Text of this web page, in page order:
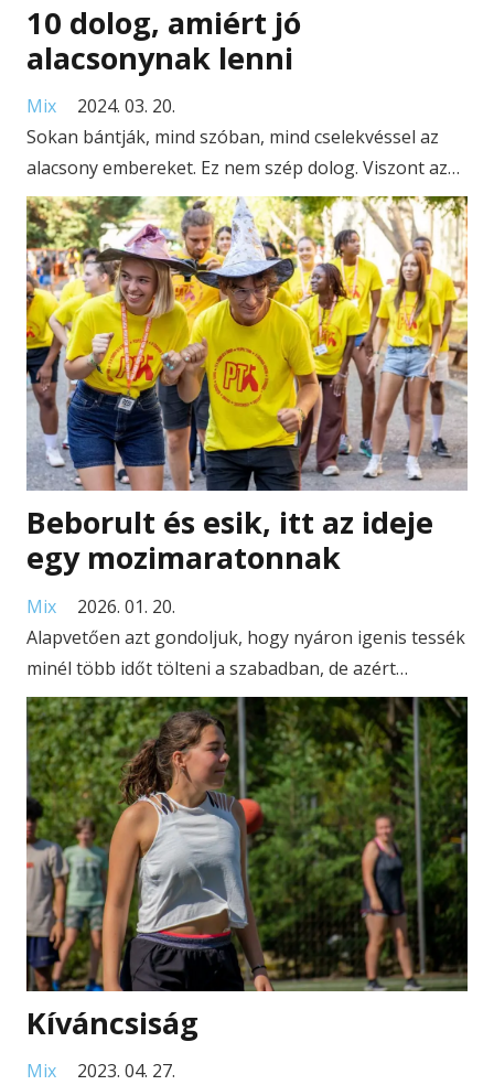
10 dolog, amiért jó
alacsonynak lenni
Mix
2024. 03. 20.
Sokan bántják, mind szóban, mind cselekvéssel az
alacsony embereket. Ez nem szép dolog. Viszont az…
Beborult és esik, itt az ideje
egy mozimaratonnak
Mix
2026. 01. 20.
Alapvetően azt gondoljuk, hogy nyáron igenis tessék
minél több időt tölteni a szabadban, de azért…
Kíváncsiság
Mix
2023. 04. 27.